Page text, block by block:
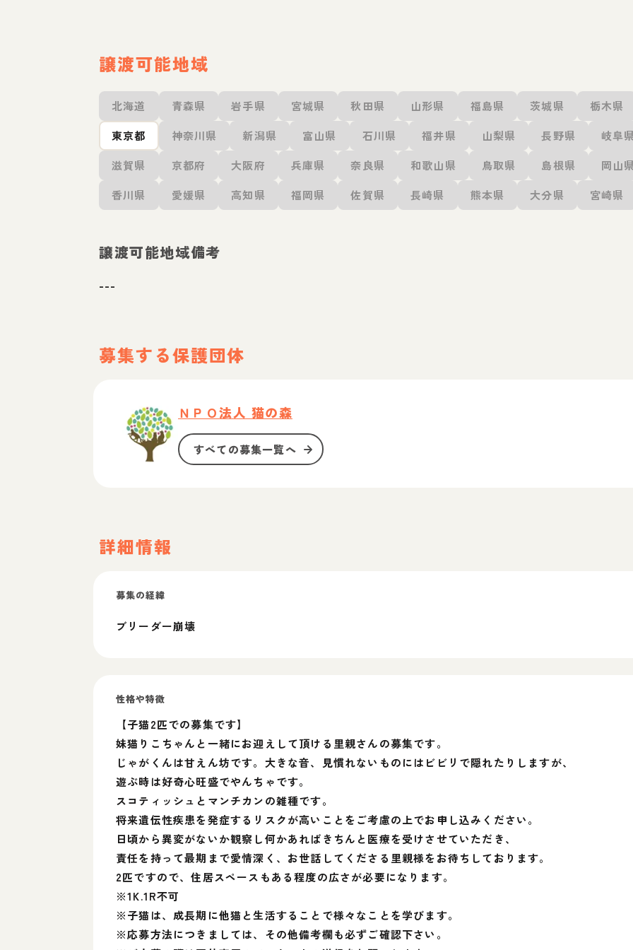
譲渡可能地域
北海道 青森県 岩手県 宮城県 秋田県 山形県 福島県 茨城県
栃木県
東京都
神奈川県 新潟県 富山県 石川県 福井県 山梨県 長野県
岐阜
滋賀県
京都府 大阪府 兵庫県 奈良県 和歌山県 鳥取県 島根県
岡山
香川県
愛媛県 高知県 福岡県 佐賀県 長崎県 熊本県 大分県 宮崎県
譲渡可能地域備考
---
募集する保護団体
ＮＰＯ法人 猫の森
すべての募集一覧へ
詳細情報
募集の経緯
ブリーダー崩壊
性格や特徴
【子猫2匹での募集です】
妹猫りこちゃんと一緒にお迎えして頂ける里親さんの募集です。
じゃがくんは甘えん坊です。大きな音、見慣れないものにはビビリで隠れたりしますが、
遊ぶ時は好奇心旺盛でやんちゃです。
スコティッシュとマンチカンの雑種です。
将来遺伝性疾患を発症するリスクが高いことをご考慮の上でお申し込みください。
日頃から異変がないか観察し何かあればきちんと医療を受けさせていただき、
責任を持って最期まで愛情深く、お世話してくださる里親様をお待ちしております。
2匹ですので、住居スペースもある程度の広さが必要になります。
※1K.1R不可
※子猫は、成長期に他猫と生活することで様々なことを学びます。
※応募方法につきましては、その他備考欄も必ずご確認下さい。